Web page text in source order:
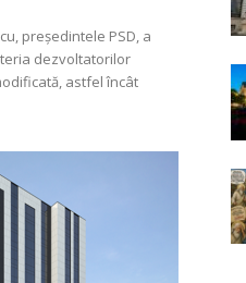
preşedintele PSD, a
dezvoltatorilor
astfel încât